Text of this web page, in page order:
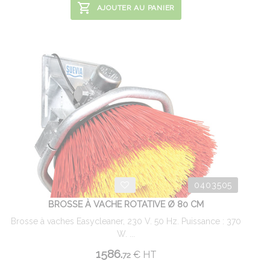
AJOUTER AU PANIER
0403505
BROSSE À VACHE ROTATIVE Ø 80 CM
Brosse à vaches Easycleaner, 230 V. 50 Hz. Puissance : 370
W. ...
1586.72 €HT